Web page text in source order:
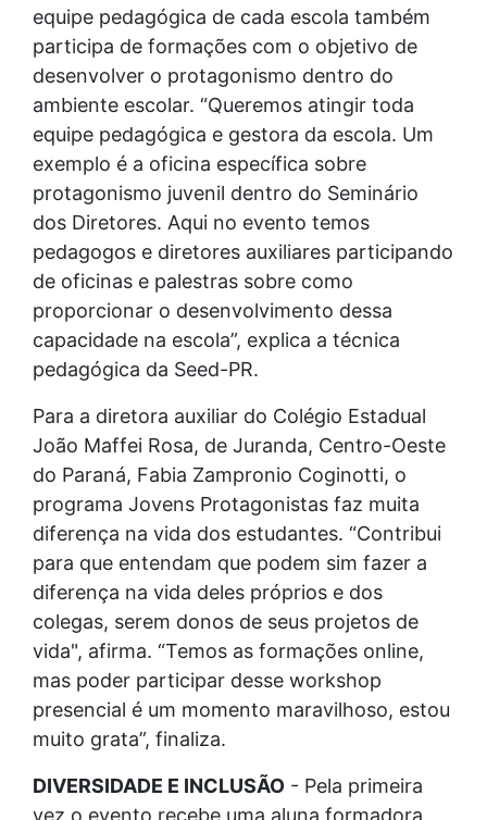
equipe pedagógica de cada escola também
participa de formações com o objetivo de
desenvolver o protagonismo dentro do
ambiente escolar. “Queremos atingir toda
equipe pedagógica e gestora da escola. Um
exemplo é a oficina específica sobre
protagonismo juvenil dentro do Seminário
dos Diretores. Aqui no evento temos
pedagogos e diretores auxiliares participando
de oficinas e palestras sobre como
proporcionar o desenvolvimento dessa
capacidade na escola”, explica a técnica
pedagógica da Seed-PR.
Para a diretora auxiliar do Colégio Estadual
João Maffei Rosa, de Juranda, Centro-Oeste
do Paraná, Fabia Zampronio Coginotti, o
programa Jovens Protagonistas faz muita
diferença na vida dos estudantes. “Contribui
para que entendam que podem sim fazer a
diferença na vida deles próprios e dos
colegas, serem donos de seus projetos de
vida", afirma. “Temos as formações online,
mas poder participar desse workshop
presencial é um momento maravilhoso, estou
muito grata”, finaliza.
DIVERSIDADE E INCLUSÃO - Pela primeira
vez o evento recebe uma aluna formadora